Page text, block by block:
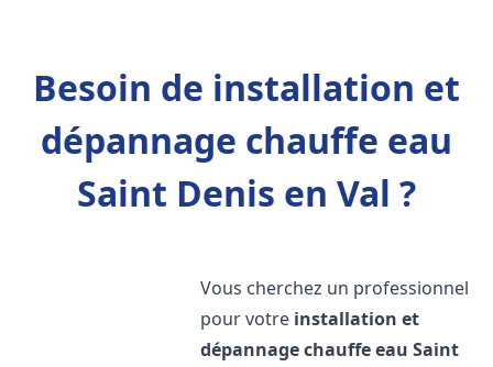
Besoin de installation et
dépannage chauffe eau
Saint Denis en Val ?
Vous cherchez un professionnel
pour votre installation et
dépannage chauffe eau Saint